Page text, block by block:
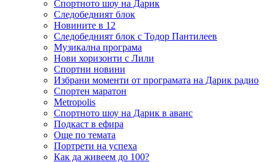
Спортното шоу на Дарик
Следобедният блок
Новините в 12
Следобедният блок с Тодор Пантилеев
Музикална програма
Нови хоризонти с Лили
Спортни новини
Избрани моменти от програмата на Дарик радио
Спортен маратон
Metropolis
Спортното шоу на Дарик в аванс
Подкаст в ефира
Още по темата
Портрети на успеха
Как да живеем до 100?